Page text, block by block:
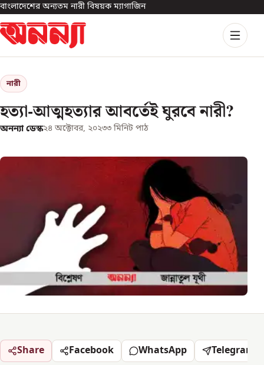
বাংলাদেশের অন্যতম নারী বিষয়ক ম্যাগাজিন
নারী
হত্যা-আত্মহত্যার আবর্তেই ঘুরবে নারী?
অনন্যা ডেস্ক২৪ অক্টোবর, ২০২৩৩ মিনিট পাঠ
Share Facebook WhatsApp Telegram